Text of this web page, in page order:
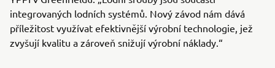
integrovaných lodních systémů. Nový závod nám dává
příležitost využívat efektivnější výrobní technologie, jež
zvyšují kvalitu a zároveň snižují výrobní náklady.“